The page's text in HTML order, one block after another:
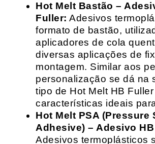
Hot Melt Bastão –
Fuller: Adesivos
formato de bastão,
aplicadores de cola
diversas aplicações de
montagem. Similar aos
personalização se dá na
tipo de Hot Melt HB
características ideais
Hot Melt PSA (Pressure
Adhesive) – Adesivo
Adesivos termoplásticos